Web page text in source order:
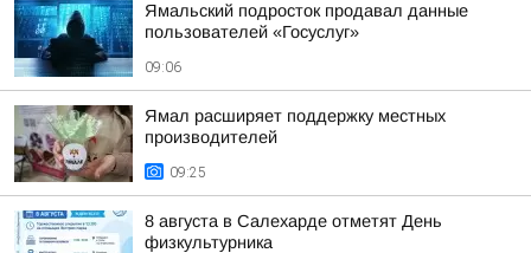
Ямальский подросток продавал данные
пользователей «Госуслуг»
09:06
Ямал расширяет поддержку местных
производителей
09:25
8 августа в Салехарде отметят День
физкультурника